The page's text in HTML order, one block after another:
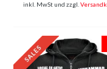
inkl. MwSt und zzgl.